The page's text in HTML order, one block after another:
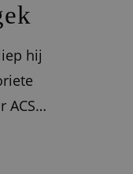
hij
ACSI.